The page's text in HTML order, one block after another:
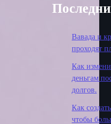
Вавада и
проходят
Как
деньгам
долгов.
Как
чтобы